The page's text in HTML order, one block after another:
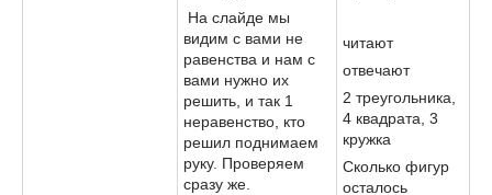
На слайде мы
видим с вами не
равенства и нам с
вами нужно их
решить, и так 1
неравенство, кто
решил поднимаем
руку. Проверяем
сразу же.
читают
отвечают
2 треугольника,
4 квадрата, 3
кружка
Сколько фигур
осталось